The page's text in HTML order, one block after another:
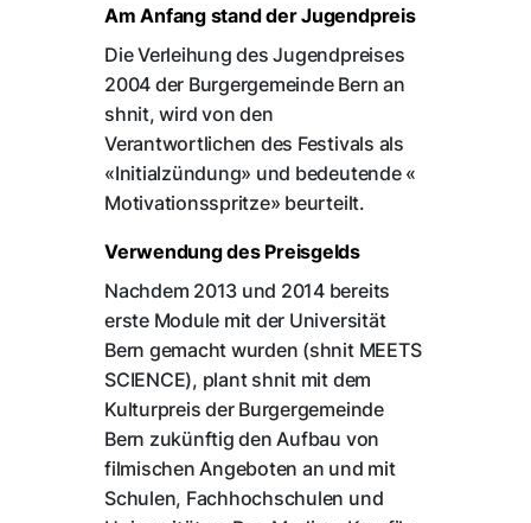
Am Anfang stand der Jugendpreis
Die Verleihung des Jugendpreises
2004 der Burgergemeinde Bern an
shnit, wird von den
Verantwortlichen des Festivals als
«Initialzündung» und bedeutende «
Motivationsspritze» beurteilt.
Verwendung des Preisgelds
Nachdem 2013 und 2014 bereits
erste Module mit der Universität
Bern gemacht wurden (shnit MEETS
SCIENCE), plant shnit mit dem
Kulturpreis der Burgergemeinde
Bern zukünftig den Aufbau von
filmischen Angeboten an und mit
Schulen, Fachhochschulen und